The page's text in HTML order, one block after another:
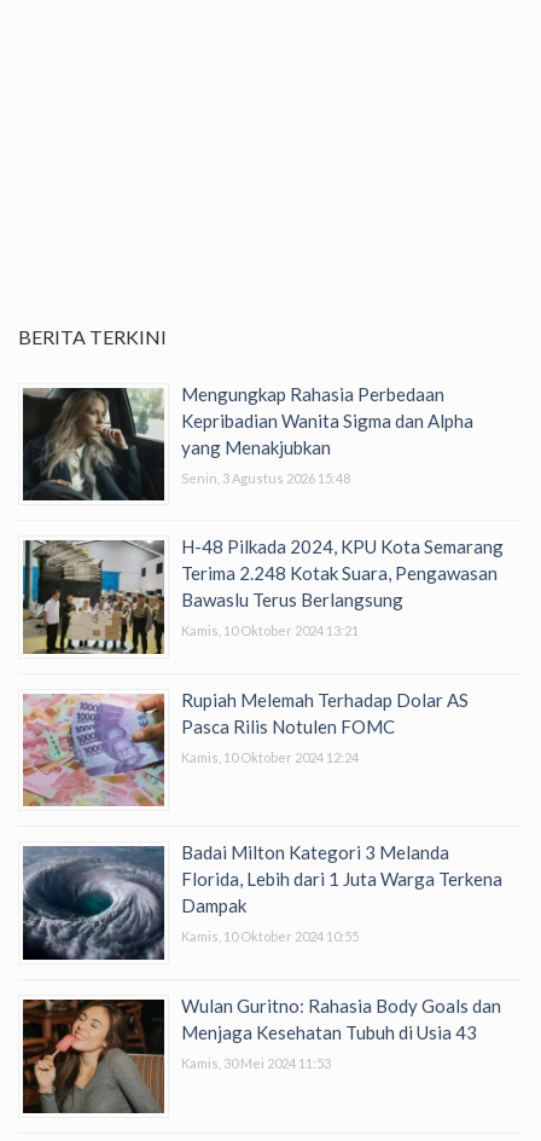
BERITA TERKINI
Mengungkap Rahasia Perbedaan
Kepribadian Wanita Sigma dan Alpha
yang Menakjubkan
Senin, 3 Agustus 2026 15:48
H-48 Pilkada 2024, KPU Kota Semarang
Terima 2.248 Kotak Suara, Pengawasan
Bawaslu Terus Berlangsung
Kamis, 10 Oktober 2024 13:21
Rupiah Melemah Terhadap Dolar AS
Pasca Rilis Notulen FOMC
Kamis, 10 Oktober 2024 12:24
Badai Milton Kategori 3 Melanda
Florida, Lebih dari 1 Juta Warga Terkena
Dampak
Kamis, 10 Oktober 2024 10:55
Wulan Guritno: Rahasia Body Goals dan
Menjaga Kesehatan Tubuh di Usia 43
Kamis, 30 Mei 2024 11:53